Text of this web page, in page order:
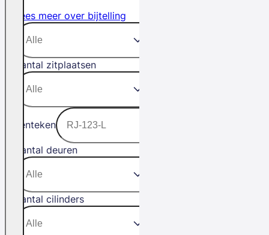
Lees meer over bijtelling
Aantal zitplaatsen
Kenteken
Aantal deuren
Aantal cilinders